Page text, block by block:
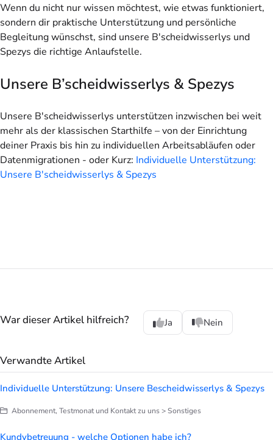
Wenn du nicht nur wissen möchtest, wie etwas funktioniert,
sondern dir praktische Unterstützung und persönliche
Begleitung wünschst, sind unsere B'scheidwisserlys und
Spezys die richtige Anlaufstelle.
Unsere B’scheidwisserlys & Spezys
Unsere B'scheidwisserlys unterstützen inzwischen bei weit
mehr als der klassischen Starthilfe – von der Einrichtung
deiner Praxis bis hin zu individuellen Arbeitsabläufen oder
Datenmigrationen - oder Kurz: Individuelle Unterstützung:
Unsere B'scheidwisserlys & Spezys
War dieser Artikel hilfreich? Ja Nein
Verwandte Artikel
Individuelle Unterstützung: Unsere Bescheidwisserlys & Spezys
Abonnement, Testmonat und Kontakt zu uns > Sonstiges
Kundybetreuung - welche Optionen habe ich?